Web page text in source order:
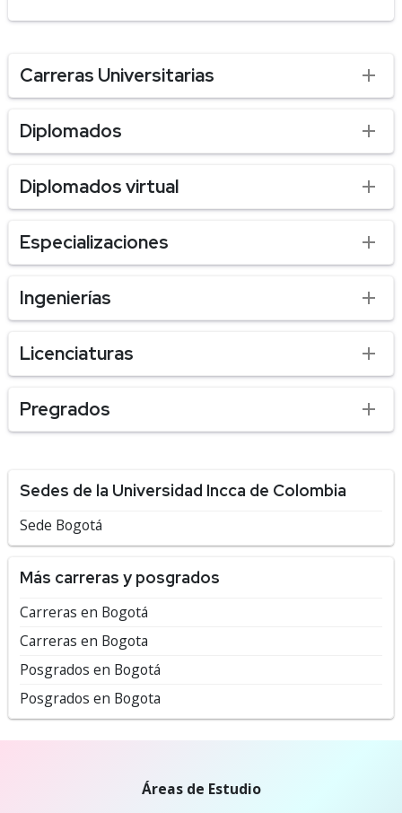
Carreras Universitarias
Diplomados
Diplomados virtual
Especializaciones
Ingenierías
Licenciaturas
Pregrados
Sedes de la Universidad Incca de Colombia
Sede Bogotá
Más carreras y posgrados
Carreras en Bogotá
Carreras en Bogota
Posgrados en Bogotá
Posgrados en Bogota
Áreas de Estudio